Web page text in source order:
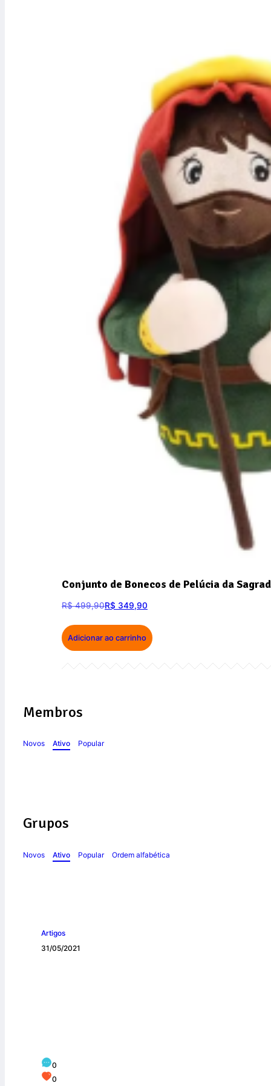
Conjunto de Bonecos de Pelúcia da
R$499,90R$ 349,90
Adicionar ao carrinho
Membros
Novos Ativo Popular
Grupos
Novos Ativo Popular Ordem alfabética
Artigos
31/05/2021
0
0